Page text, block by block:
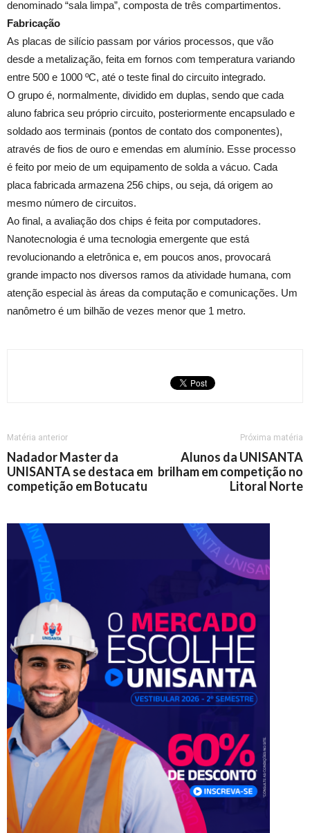
denominado “sala limpa”, composta de três compartimentos.
Fabricação
As placas de silício passam por vários processos, que vão
desde a metalização, feita em fornos com temperatura variando
entre 500 e 1000 ºC, até o teste final do circuito integrado.
O grupo é, normalmente, dividido em duplas, sendo que cada
aluno fabrica seu próprio circuito, posteriormente encapsulado e
soldado aos terminais (pontos de contato dos componentes),
através de fios de ouro e emendas em alumínio. Esse processo
é feito por meio de um equipamento de solda a vácuo. Cada
placa fabricada armazena 256 chips, ou seja, dá origem ao
mesmo número de circuitos.
Ao final, a avaliação dos chips é feita por computadores.
Nanotecnologia é uma tecnologia emergente que está
revolucionando a eletrônica e, em poucos anos, provocará
grande impacto nos diversos ramos da atividade humana, com
atenção especial às áreas da computação e comunicações. Um
nanômetro é um bilhão de vezes menor que 1 metro.
Matéria anterior
Nadador Master da
UNISANTA se destaca em
competição em Botucatu
Próxima matéria
Alunos da UNISANTA
brilham em competição no
Litoral Norte